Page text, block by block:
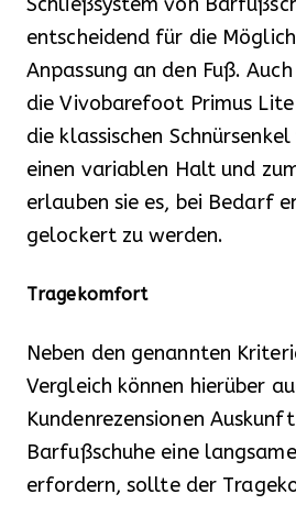
entscheidend für die
Anpassung an den Fuß.
die Vivobarefoot Primus
die klassischen
einen variablen Halt und
erlauben sie es, bei Bedarf
gelockert zu werden.
Tragekomfort
Neben den genannten
Vergleich können hierüber
Kundenrezensionen
Barfußschuhe eine
erfordern, sollte der